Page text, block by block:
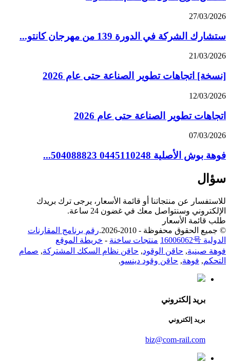
27/03/2026
ستشارك الشركة في الدورة 139 من مهرجان كانتو...
21/03/2026
[نسخة] اتجاهات تطوير الصناعة حتى عام 2026
12/03/2026
اتجاهات تطوير الصناعة حتى عام 2026
07/03/2026
فوهة بوش الأصلية 0445110248 504088823...
سؤال
للاستفسار عن منتجاتنا أو قائمة الأسعار، يرجى ترك بريدك
الإلكتروني وسنتواصل معك في غضون 24 ساعة.
طلب قائمة الأسعار
© جميع الحقوق محفوظة - 2010-2026.
رقم برنامج المقارنات
الدولية 16006062号
منتجات ساخنة - خريطة الموقع
فوهة صينية, حاقن الوقود, حاقن نظام السكك المشتركة, صمام
التحكم, فوهة, حاقن وقود دينسو,
بريد إلكتروني
بريد إلكتروني
biz@com-rail.com